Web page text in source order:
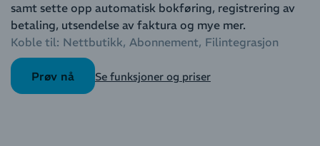
samt sette opp automatisk bokføring, registrering av
betaling, utsendelse av faktura og mye mer.
Koble til: Nettbutikk Abonnement Filintegrasjon
Prøv nå Se funksjoner og priser